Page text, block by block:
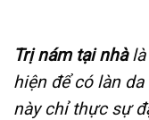
Trị nám tại nhàlà
hiện để có làn
này chỉ thực sự